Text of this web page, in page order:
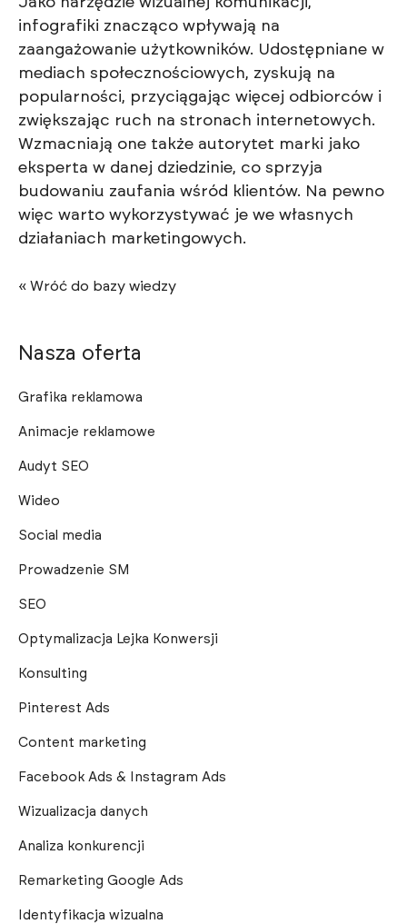
infografiki znacząco wpływają na
zaangażowanie użytkowników. Udostępniane w
mediach społecznościowych, zyskują na
popularności, przyciągając więcej odbiorców i
zwiększając ruch na stronach internetowych.
Wzmacniają one także autorytet marki jako
eksperta w danej dziedzinie, co sprzyja
budowaniu zaufania wśród klientów. Na pewno
więc warto wykorzystywać je we własnych
działaniach marketingowych.
« Wróć do bazy wiedzy
Nasza oferta
Grafika reklamowa
Animacje reklamowe
Audyt SEO
Wideo
Social media
Prowadzenie SM
SEO
Optymalizacja Lejka Konwersji
Konsulting
Pinterest Ads
Content marketing
Facebook Ads & Instagram Ads
Wizualizacja danych
Analiza konkurencji
Remarketing Google Ads
Identyfikacja wizualna